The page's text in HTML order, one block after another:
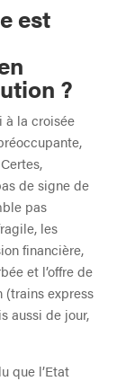
est
?
à la croisée
de signe de
pas
les
financière,
et l’offre de
(trains express
aussi de jour,
que l’Etat